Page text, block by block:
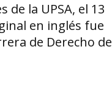
de la UPSA, el 13
en inglés fue
de Derecho de